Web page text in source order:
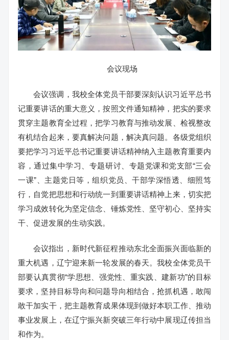
会议现场
会议强调，我校全体党员干部要深刻认识习近平总书
记重要讲话的重大意义，按照文件通知精神，把实的要求
贯穿主题教育全过程，把学习教育与推动发展、检视整改
有机结合起来，要真解决问题，解决真问题。各级党组织
要把学习习近平总书记重要讲话精神纳入主题教育重要内
容，通过集中学习、专题研讨、专题党课和党支部“三会
一课”、主题党日等，组织党员、干部学深悟透、细照笃
行，自觉把思想和行动统一到重要讲话精神上来，切实把
学习成效转化为坚定信念、锤炼党性、坚守初心、坚持实
干、促进发展的生动实践。
会议指出，新时代新征程推动东北全面振兴面临新的
重大机遇，辽宁迎来新一轮发展的春天。我校全体党员干
部要认真贯彻“学思想、强党性、重实践、建新功”的目标
要求，坚持目标导向和问题导向相结合，抢抓机遇，敢闯
敢干加实干，把主题教育成果体现到做好本职工作、推动
事业发展上，在辽宁振兴新突破三年行动中展现辽传担当
和作为。